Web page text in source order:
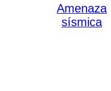
Amenaza
sísmica